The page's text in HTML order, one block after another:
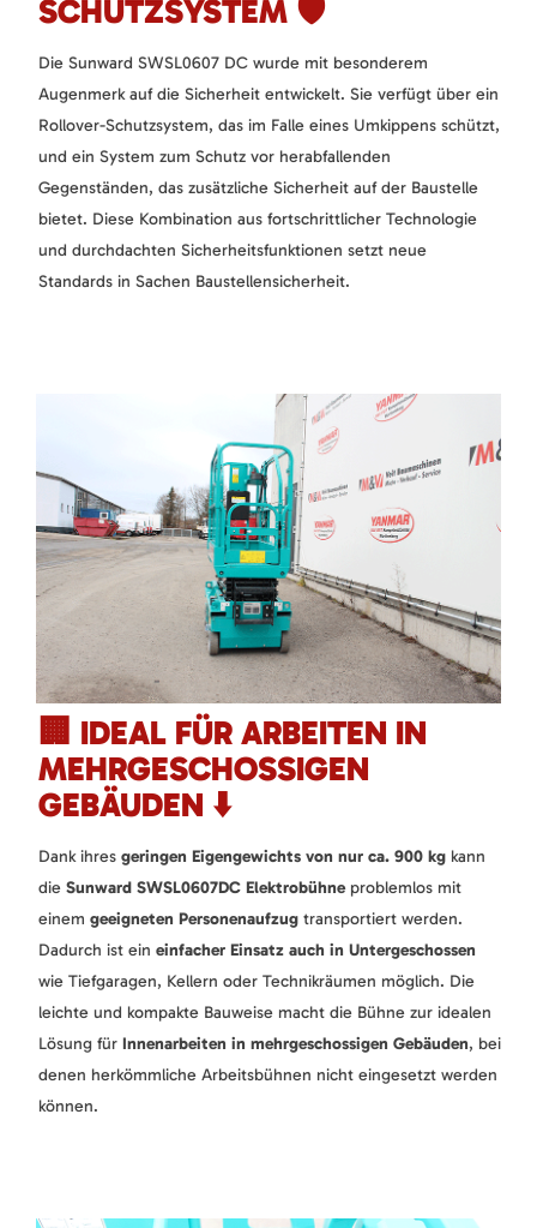
SCHUTZSYSTEM 🛡️
Die Sunward SWSL0607 DC wurde mit besonderem
Augenmerk auf die Sicherheit entwickelt. Sie verfügt über ein
Rollover-Schutzsystem, das im Falle eines Umkippens schützt,
und ein System zum Schutz vor herabfallenden
Gegenständen, das zusätzliche Sicherheit auf der Baustelle
bietet. Diese Kombination aus fortschrittlicher Technologie
und durchdachten Sicherheitsfunktionen setzt neue
Standards in Sachen Baustellensicherheit.
🏢 IDEAL FÜR ARBEITEN IN
MEHRGESCHOSSIGEN
GEBÄUDEN ⬇️
Dank ihres geringen Eigengewichts von nur ca. 900 kg kann
die Sunward SWSL0607DC Elektrobühneproblemlos mit
einem geeigneten Personenaufzug transportiert werden.
Dadurch ist ein einfacher Einsatz auch in Untergeschossen
wie Tiefgaragen, Kellern oder Technikräumen möglich. Die
leichte und kompakte Bauweise macht die Bühne zur idealen
Lösung für Innenarbeiten in mehrgeschossigen Gebäuden, bei
denen herkömmliche Arbeitsbühnen nicht eingesetzt werden
können.